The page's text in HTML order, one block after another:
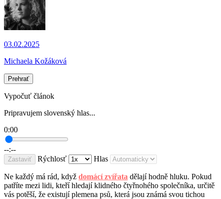
03.02.2025
Michaela Kožáková
Prehrať
Vypočuť článok
Pripravujem slovenský hlas...
0:00
--:--
Zastaviť Rýchlosť Hlas
Ne každý má rád, když domácí zvířata dělají hodně hluku. Pokud
patříte mezi lidi, kteří hledají klidného čtyřnohého společníka, určitě
vás potěší, že existují plemena psů, která jsou známá svou tichou